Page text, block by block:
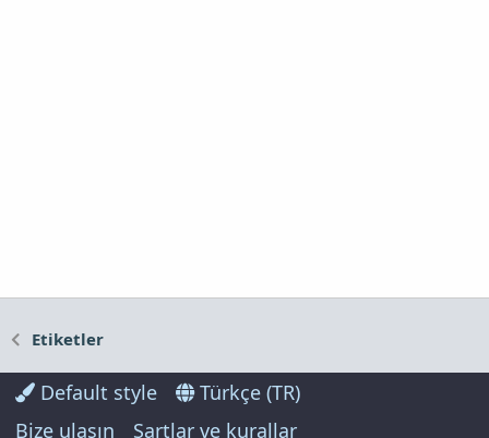
Etiketler
Default style
Türkçe (TR)
Bize ulaşın
Şartlar ve kurallar